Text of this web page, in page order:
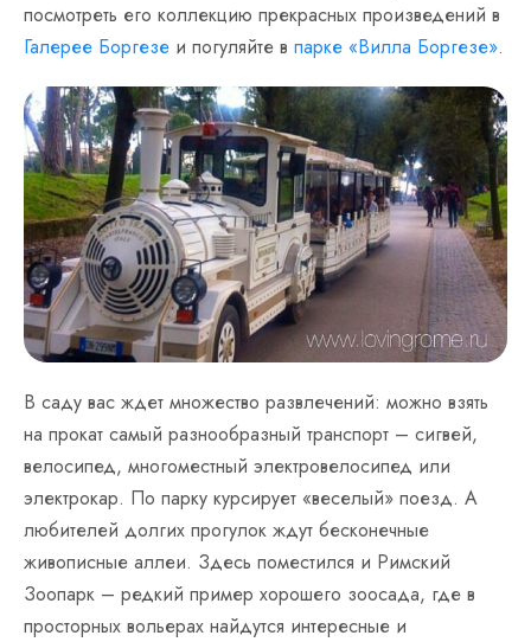
посмотреть его коллекцию прекрасных произведений в
Галерее Боргезе и погуляйте в парке «Вилла Боргезе».
В саду вас ждет множество развлечений: можно взять
на прокат самый разнообразный транспорт – сигвей,
велосипед, многоместный электровелосипед или
электрокар. По парку курсирует «веселый» поезд. А
любителей долгих прогулок ждут бесконечные
живописные аллеи. Здесь поместился и Римский
Зоопарк – редкий пример хорошего зоосада, где в
просторных вольерах найдутся интересные и